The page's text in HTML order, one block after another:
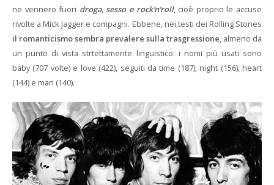
ne vennero fuori droga, sesso e rock’n’roll, cioè proprio le accuse
rivolte a Mick Jagger e compagni. Ebbene, nei testi dei Rolling Stones
il romanticismo sembra prevalere sulla trasgressione, almeno da
un punto di vista strtettamente linguistico: i nomi più usati sono
baby (707 volte) e love (422), seguiti da time (187), night (156), heart
(144) e man (140).